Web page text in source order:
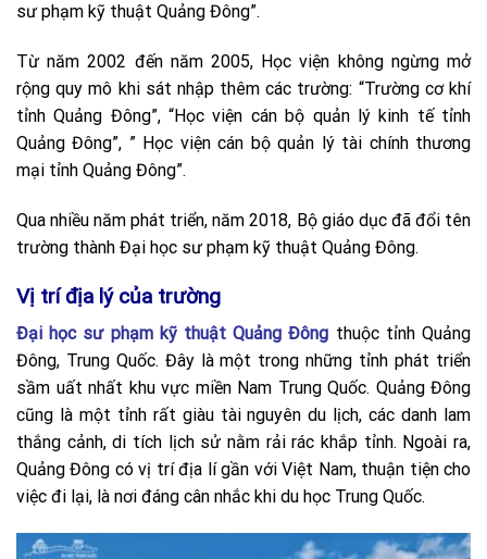
sư phạm kỹ thuật Quảng Đông”.
Từ năm 2002 đến năm 2005, Học viện không ngừng mở
rộng quy mô khi sát nhập thêm các trường: “Trường cơ khí
tỉnh Quảng Đông”, “Học viện cán bộ quản lý kinh tế tỉnh
Quảng Đông”, ” Học viện cán bộ quản lý tài chính thương
mại tỉnh Quảng Đông”.
Qua nhiều năm phát triển, năm 2018, Bộ giáo dục đã đổi tên
trường thành Đại học sư phạm kỹ thuật Quảng Đông.
Vị trí địa lý của trường
Đại học sư phạm kỹ thuật Quảng Đông thuộc tỉnh Quảng
Đông, Trung Quốc. Đây là một trong những tỉnh phát triển
sầm uất nhất khu vực miền Nam Trung Quốc. Quảng Đông
cũng là một tỉnh rất giàu tài nguyên du lịch, các danh lam
thắng cảnh, di tích lịch sử nằm rải rác khắp tỉnh. Ngoài ra,
Quảng Đông có vị trí địa lí gần với Việt Nam, thuận tiện cho
việc đi lại, là nơi đáng cân nhắc khi du học Trung Quốc.